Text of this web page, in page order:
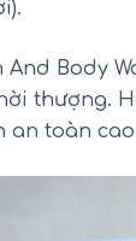
And Body
thượng.
toàn
hồng
Grain của